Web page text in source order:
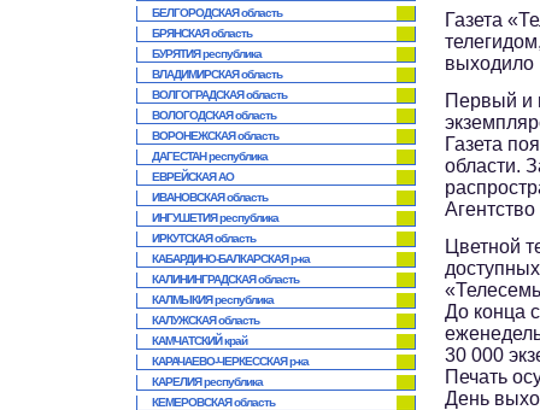
БЕЛГОРОДСКАЯ область
БРЯНСКАЯ область
БУРЯТИЯ республика
ВЛАДИМИРСКАЯ область
ВОЛГОГРАДСКАЯ область
ВОЛОГОДСКАЯ область
ВОРОНЕЖСКАЯ область
ДАГЕСТАН республика
ЕВРЕЙСКАЯ АО
ИВАНОВСКАЯ область
ИНГУШЕТИЯ республика
ИРКУТСКАЯ область
КАБАРДИНО-БАЛКАРСКАЯ р-ка
КАЛИНИНГРАДСКАЯ область
КАЛМЫКИЯ республика
КАЛУЖСКАЯ область
КАМЧАТСКИЙ край
КАРАЧАЕВО-ЧЕРКЕССКАЯ р-ка
КАРЕЛИЯ республика
КЕМЕРОВСКАЯ область
Газета
выходило
Первый и
Газета
области.
Цветной
До конца
30 000
Печать
День